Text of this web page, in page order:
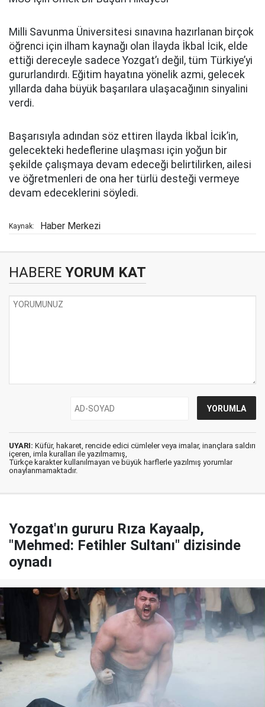
Milli Savunma Üniversitesi sınavına hazırlanan birçok
öğrenci için ilham kaynağı olan İlayda İkbal İcik, elde
ettiği dereceyle sadece Yozgat’ı değil, tüm Türkiye’yi
gururlandırdı. Eğitim hayatına yönelik azmi, gelecek
yıllarda daha büyük başarılara ulaşacağının sinyalini
verdi.
Başarısıyla adından söz ettiren İlayda İkbal İcik’in,
gelecekteki hedeflerine ulaşması için yoğun bir
şekilde çalışmaya devam edeceği belirtilirken, ailesi
ve öğretmenleri de ona her türlü desteği vermeye
devam edeceklerini söyledi.
Kaynak: Haber Merkezi
HABERE YORUM KAT
UYARI: Küfür, hakaret, rencide edici cümleler veya imalar, inançlara saldırı
içeren, imla kuralları ile yazılmamış,
Türkçe karakter kullanılmayan ve büyük harflerle yazılmış yorumlar
onaylanmamaktadır.
Yozgat'ın gururu Rıza Kayaalp,
"Mehmed: Fetihler Sultanı" dizisinde
oynadı